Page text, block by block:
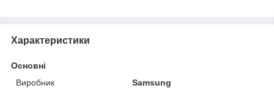
Характеристики
Основні
Виробник
Samsung